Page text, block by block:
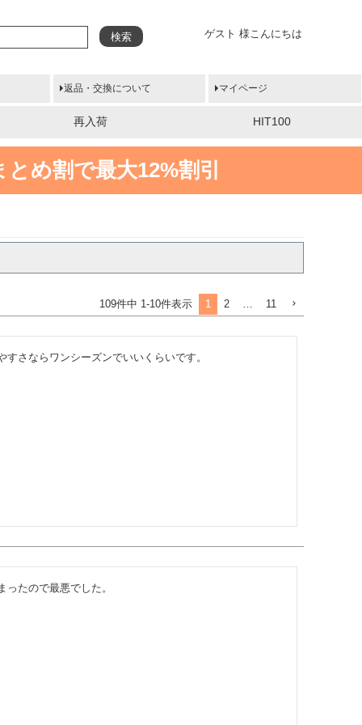
ゲスト 様こんにちは
検索
返品・交換について マイページ
再入荷 HIT100
め割で最大12%割引
109件中 1-10件表示 1 2 11
さならワンシーズンでいいくらいです。
たので最悪でした。